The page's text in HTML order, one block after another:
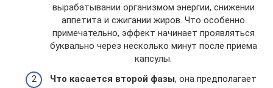
вырабатывании организмом энергии, снижении
аппетита и сжигании жиров. Что особенно
примечательно, эффект начинает проявляться
буквально через несколько минут после приема
капсулы.
Что касается второй фазы, она предполагает